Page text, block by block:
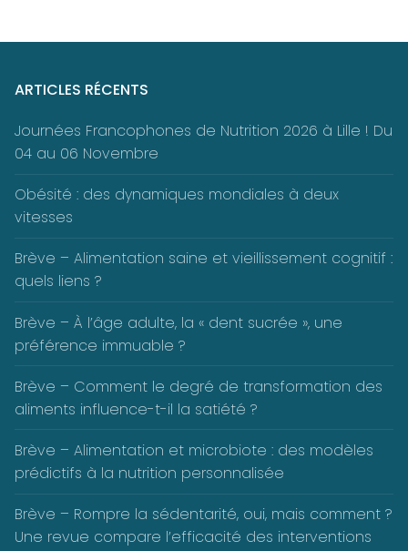
ARTICLES RÉCENTS
Journées Francophones de Nutrition 2026 à Lille ! Du
04 au 06 Novembre
Obésité : des dynamiques mondiales à deux
vitesses
Brève – Alimentation saine et vieillissement cognitif :
quels liens ?
Brève – À l’âge adulte, la « dent sucrée », une
préférence immuable ?
Brève – Comment le degré de transformation des
aliments influence-t-il la satiété ?
Brève – Alimentation et microbiote : des modèles
prédictifs à la nutrition personnalisée
Brève – Rompre la sédentarité, oui, mais comment ?
Une revue compare l’efficacité des interventions